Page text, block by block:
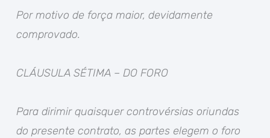
Por motivo de força maior, devidamente
comprovado.
CLÁUSULA SÉTIMA – DO FORO
Para dirimir quaisquer controvérsias oriundas
do presente contrato, as partes elegem o foro